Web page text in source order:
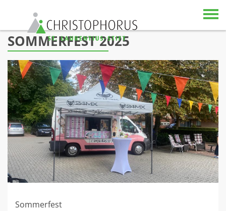
Skip to content
SOMMERFEST 2025
Sommerfest